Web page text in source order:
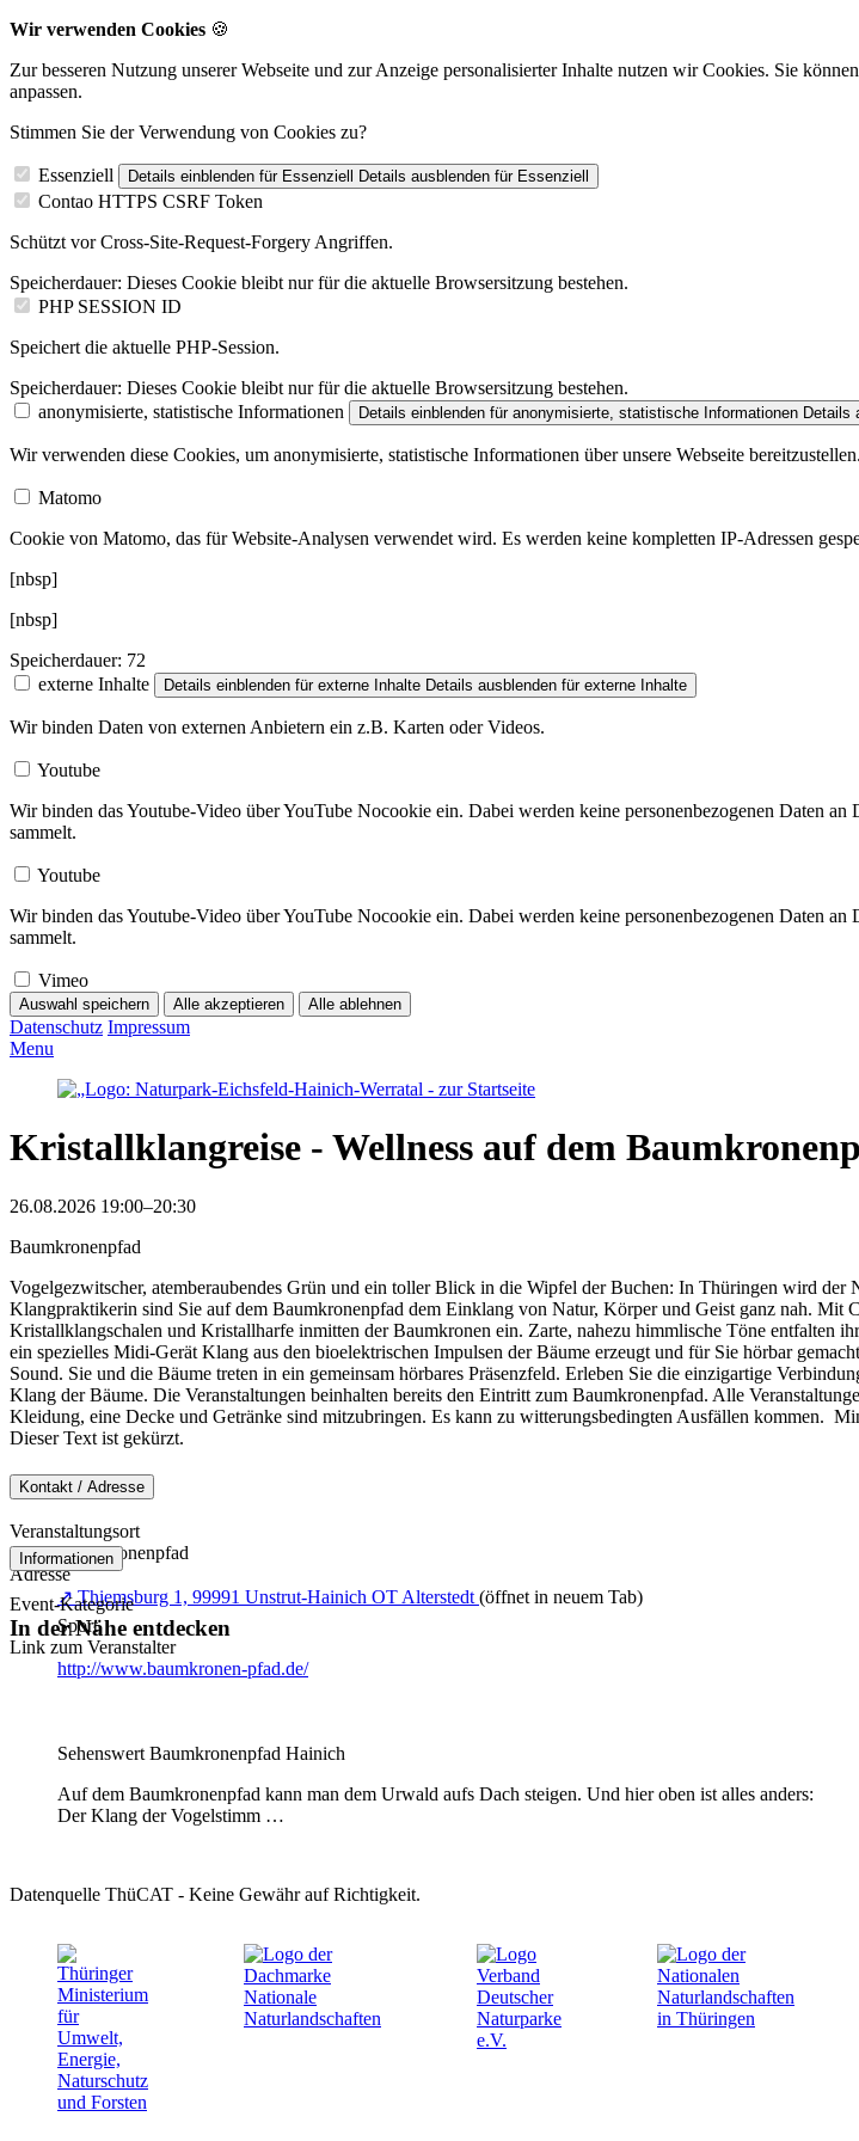
Wir verwenden Cookies 🍪
Zur besseren Nutzung unserer Webseite und zur Anzeige personalisierter Inhalte nutzen wir Cookies. Sie
anpassen.
Stimmen Sie der Verwendung von Cookies zu?
Essenziell Details einblenden für Essenziell Details ausblenden für Essenziell
Contao HTTPS CSRF Token
Schützt vor Cross-Site-Request-Forgery Angriffen.
Speicherdauer: Dieses Cookie bleibt nur für die aktuelle Browsersitzung bestehen.
PHP SESSION ID
Speichert die aktuelle PHP-Session.
Speicherdauer: Dieses Cookie bleibt nur für die aktuelle Browsersitzung bestehen.
anonymisierte, statistische Informationen
Details einblenden für anonymisierte, statistische Informationen Details
Wir verwenden diese Cookies, um anonymisierte, statistische Informationen über unsere Webseite
Matomo
Cookie von Matomo, das für Website-Analysen verwendet wird. Es werden keine kompletten IP-Adressen
[nbsp]
[nbsp]
Speicherdauer: 72
externe Inhalte
Details einblenden für externe Inhalte Details ausblenden für externe Inhalte
Wir binden Daten von externen Anbietern ein z.B. Karten oder Videos.
Youtube
Wir binden das Youtube-Video über YouTube Nocookie ein. Dabei werden keine personenbezogenen Daten
sammelt.
Youtube
Wir binden das Youtube-Video über YouTube Nocookie ein. Dabei werden keine personenbezogenen Daten
sammelt.
Vimeo
Auswahl speichern Alle akzeptieren Alle ablehnen
Datenschutz Impressum
Menu
Kristallklangreise - Wellness auf dem
26.08.2026 19:00–20:30
Baumkronenpfad
Vogelgezwitscher, atemberaubendes Grün und ein toller Blick in die Wipfel der Buchen: In Thüringen wird
Klangpraktikerin sind Sie auf dem Baumkronenpfad dem Einklang von Natur, Körper und Geist ganz nah.
Kristallklangschalen und Kristallharfe inmitten der Baumkronen ein. Zarte, nahezu himmlische Töne entfalten
ein spezielles Midi-Gerät Klang aus den bioelektrischen Impulsen der Bäume erzeugt und für Sie hörbar
Sound. Sie und die Bäume treten in ein gemeinsam hörbares Präsenzfeld. Erleben Sie die einzigartige
Klang der Bäume. Die Veranstaltungen beinhalten bereits den Eintritt zum Baumkronenpfad. Alle
Kleidung, eine Decke und Getränke sind mitzubringen. Es kann zu witterungsbedingten Ausfällen kommen.
Dieser Text ist gekürzt.
Kontakt / Adresse
Veranstaltungsort
Baumkronenpfad
Adresse
↗Thiemsburg 1, 99991 Unstrut-Hainich OT Alterstedt (öffnet in neuem Tab)
Informationen
Event-Kategorie
Sport
Link zum Veranstalter
http://www.baumkronen-pfad.de/
In der Nähe entdecken
Sehenswert Baumkronenpfad Hainich
Auf dem Baumkronenpfad kann man dem Urwald aufs Dach steigen. Und hier oben ist alles anders:
Der Klang der Vogelstimm …
Datenquelle ThüCAT - Keine Gewähr auf Richtigkeit.